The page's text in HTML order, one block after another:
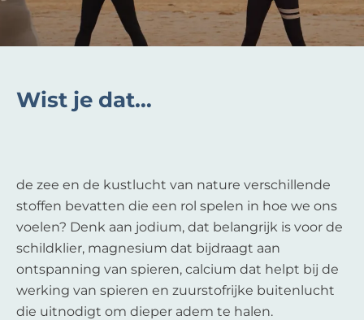
Wist je dat…
de zee en de kustlucht van nature verschillende
stoffen bevatten die een rol spelen in hoe we ons
voelen? Denk aan jodium, dat belangrijk is voor de
schildklier, magnesium dat bijdraagt aan
ontspanning van spieren, calcium dat helpt bij de
werking van spieren en zuurstofrijke buitenlucht
die uitnodigt om dieper adem te halen.